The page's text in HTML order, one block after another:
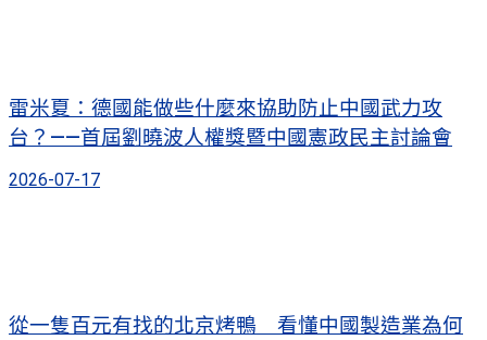
雷米夏：德國能做些什麼來協助防止中國武力攻
台？——首屆劉曉波人權獎暨中國憲政民主討論會
2026-07-17
從一隻百元有找的北京烤鴨 看懂中國製造業為何